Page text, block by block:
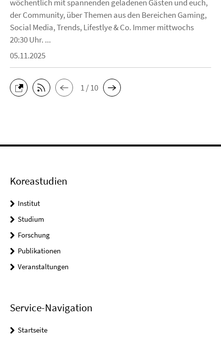
wöchentlich mit spannenden geladenen Gästen und euch,
der Community, über Themen aus den Bereichen Gaming,
Social Media, Trends, Lifestlye & Co. Immer mittwochs
20:30 Uhr. ...
05.11.2025
1 / 10
Koreastudien
Institut
Studium
Forschung
Publikationen
Veranstaltungen
Service-Navigation
Startseite